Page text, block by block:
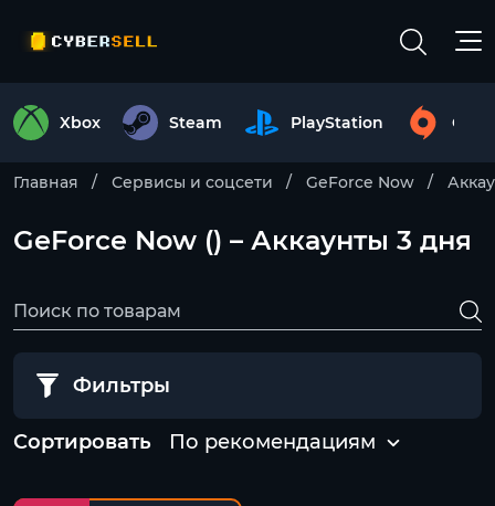
Xbox Steam PlayStation
Главная Сервисы и соцсети GeForce Now
GeForce Now () – Аккаунты 3 дня
Фильтры
Сортировать По рекомендациям